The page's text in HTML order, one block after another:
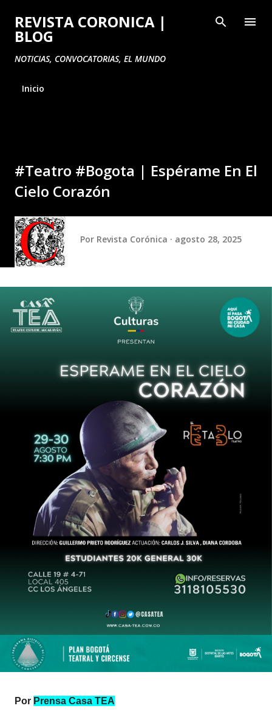
Ir al contenido principal
REVISTA CORONICA |
BLOG
NOTICIAS, CONVOCATORIAS, EL MUNDO
Inicio
#Teatro #Bogota | Espérame En El
Cielo Corazón
Por Revista Corónica agosto 28, 2025
Por Prensa Casa TEA